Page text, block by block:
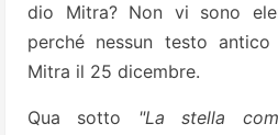
dio Mitra? Non vi sono
perché nessun testo
Mitra il 25 dicembre.
Qua sotto "La stella